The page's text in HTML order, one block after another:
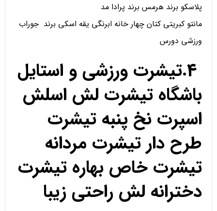
پلاسکو برند هرمس برند پرادا مد
مانتو کبریتی کتان چهار خانه ابرنگی یقه اسکی برند جوراب
ورزشی دورس
4.تیشرت ورزشی و استایل
باشگاه تیشرت لش اسلش
اسپرت نخ پنبه تیشرت
طرح دار تیشرت مردانه
تیشرت خاص بهاره تیشرت
دخترانه لش راحتی زیبا